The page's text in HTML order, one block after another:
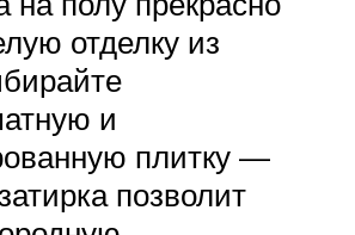
отделку из
и
плитку —
позволит